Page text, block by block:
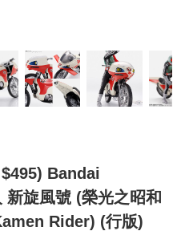
Bandai
旋風號 (榮光之昭和
Rider) (行版)